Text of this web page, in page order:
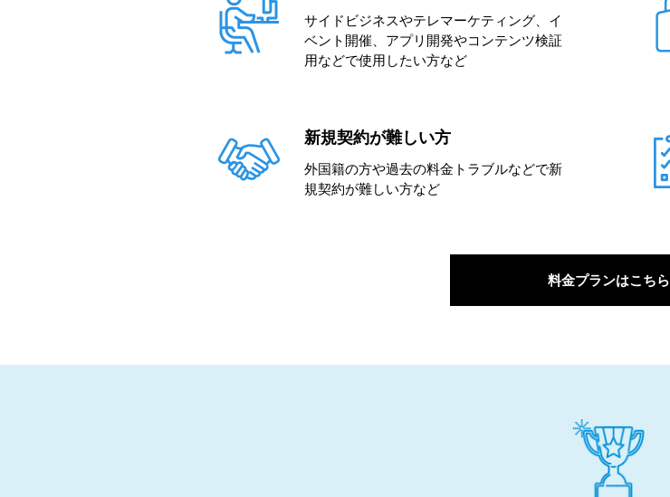
サイドビジネスやテレマーケティング、イ
ベント開催、アプリ開発やコンテンツ検証
用などで使用したい方など
新規契約が難しい方
外国籍の方や過去の料金トラブルなどで新
規契約が難しい方など
料金プランはこちら